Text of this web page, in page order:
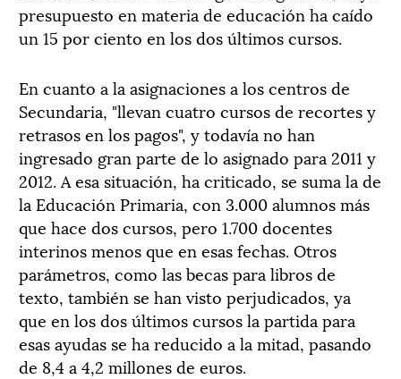
presupuesto en materia de educación ha caído
un 15 por ciento en los dos últimos cursos.
En cuanto a la asignaciones a los centros de
Secundaria, "llevan cuatro cursos de recortes y
retrasos en los pagos", y todavía no han
ingresado gran parte de lo asignado para 2011 y
2012. A esa situación, ha criticado, se suma la de
la Educación Primaria, con 3.000 alumnos más
que hace dos cursos, pero 1.700 docentes
interinos menos que en esas fechas. Otros
parámetros, como las becas para libros de
texto, también se han visto perjudicados, ya
que en los dos últimos cursos la partida para
esas ayudas se ha reducido a la mitad, pasando
de 8,4 a 4,2 millones de euros.